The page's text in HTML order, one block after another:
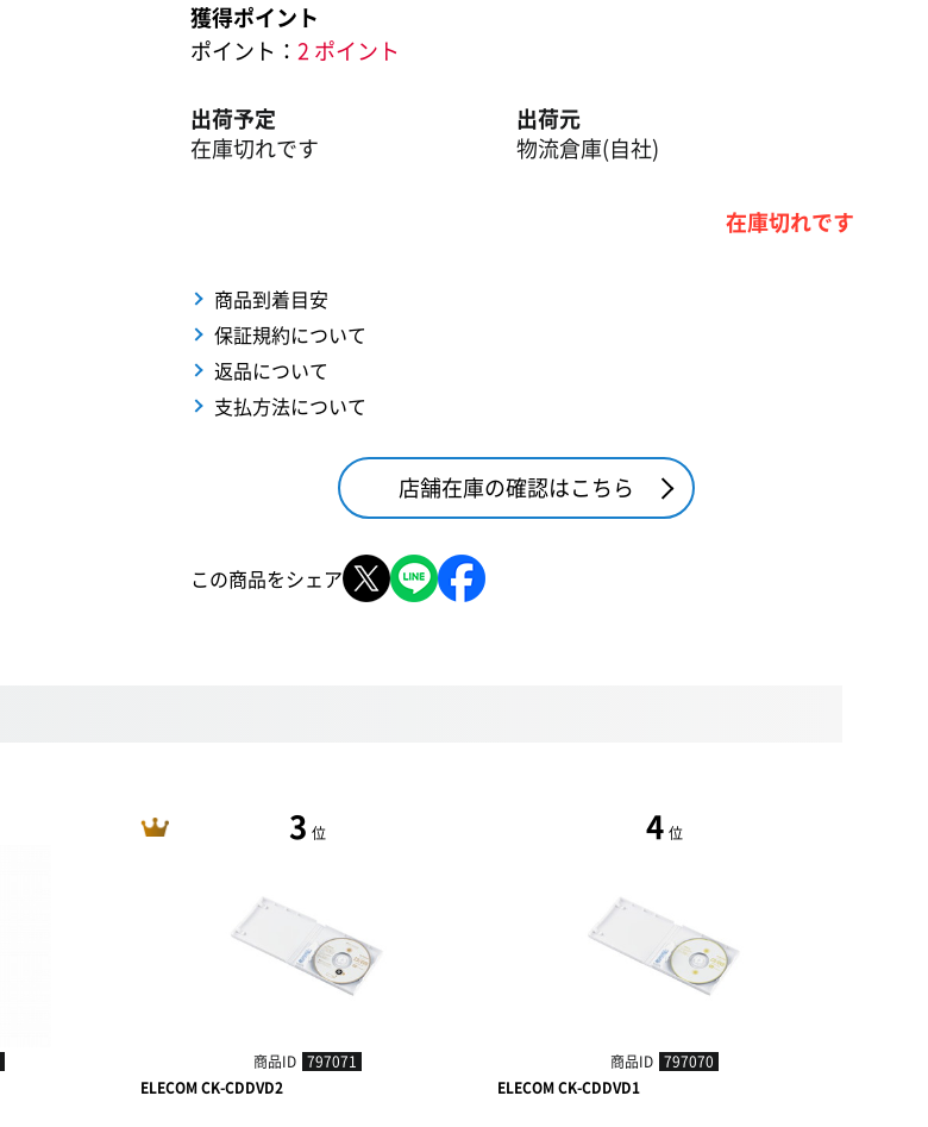
獲得ポイント
ポイント： 2 ポイント
出荷予定
在庫切れです
出荷元
物流倉庫(自社)
在庫切れです
商品到着目安
保証規約について
返品について
支払方法について
店舗在庫の確認はこちら
この商品をシェア
3 位
商品ID 797071
ELECOM CK-CDDVD2
4 位
商品ID 797070
ELECOM CK-CDDVD1